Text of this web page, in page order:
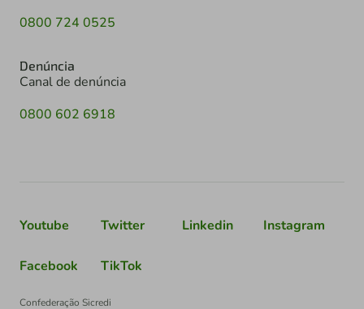
0800 724 0525
Denúncia
Canal de denúncia
0800 602 6918
Youtube Twitter Linkedin Instagram
Facebook TikTok
Confederação Sicredi